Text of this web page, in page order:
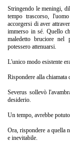
Stringendo le meningi,
tempo trascorso,
accorgersi di aver
immerso in sé. Quello
maledetto bruciore nel
potessero attenuarsi.
L'unico modo esistente
Rispondere alla
Severus sollevò
desiderio.
Un tempo, avrebbe
Ora, rispondere a quella
e inevitabile.